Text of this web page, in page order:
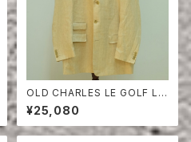
OLD CHARLES LE GOLF LI
NEN HERRINGBONE TAILO
RED JACKET
¥25,080